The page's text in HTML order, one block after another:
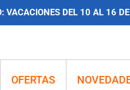
VACACIONES DEL 10 AL 16
OFERTAS
de CB